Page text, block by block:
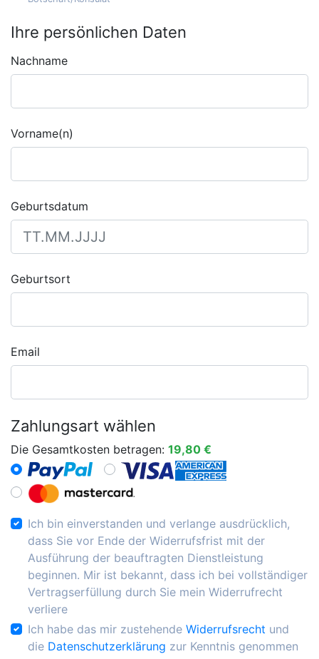
Ihre persönlichen Daten
Nachname
Vorname(n)
Geburtsdatum
Geburtsort
Email
Zahlungsart wählen
Die Gesamtkosten betragen: 19,80 €
Ich bin einverstanden und verlange ausdrücklich,
dass Sie vor Ende der Widerrufsfrist mit der
Ausführung der beauftragten Dienstleistung
beginnen. Mir ist bekannt, dass ich bei vollständiger
Vertragserfüllung durch Sie mein Widerrufrecht
verliere
Ich habe das mir zustehende Widerrufsrecht und
die Datenschutzerklärung zur Kenntnis genommen